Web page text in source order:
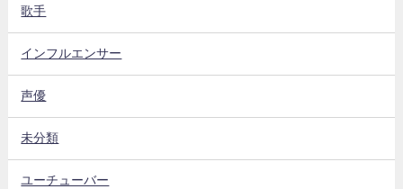
歌手
インフルエンサー
声優
未分類
ユーチューバー